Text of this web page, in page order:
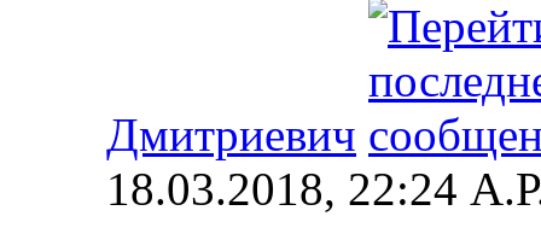
Дмитриевич
18.03.2018, 22:24